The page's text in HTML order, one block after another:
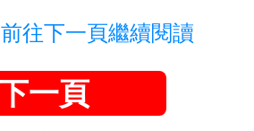
往下一頁繼續閱讀
一頁